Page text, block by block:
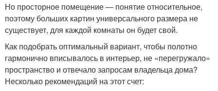
Но просторное помещение — понятие относительное,
поэтому больших картин универсального размера не
существует, для каждой комнаты он будет свой.
Как подобрать оптимальный вариант, чтобы полотно
гармонично вписывалось в интерьер, не «перегружало»
пространство и отвечало запросам владельца дома?
Несколько рекомендаций на этот счет: